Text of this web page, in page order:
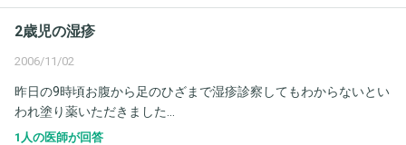
2歳児の湿疹
2006/11/02
昨日の9時頃お腹から足のひざまで湿疹診察してもわからないとい
われ塗り薬いただきました...
1人の医師が回答